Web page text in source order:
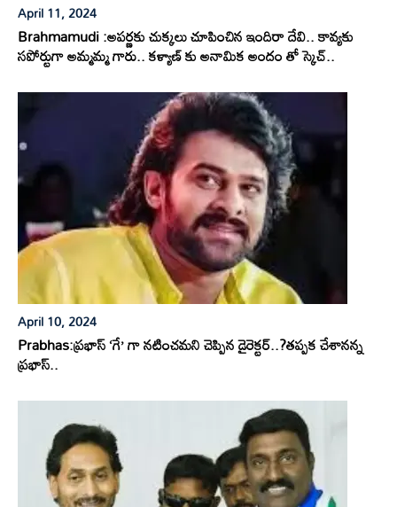
April 11, 2024
Brahmamudi :అపర్ణకు చుక్కలు చూపించిన ఇందిరా దేవి.. కావ్యకు
సపోర్టుగా అమ్మమ్మ గారు.. కళ్యాణ్ కు అనామిక అందం తో స్కెచ్..
April 10, 2024
Prabhas:ప్రభాస్ ‘గే’ గా నటించమని చెప్పిన డైరెక్టర్..?తప్పక చేశానన్న
ప్రభాస్..